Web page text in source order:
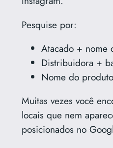
Pesquise por:
Atacado + nome
Distribuidora +
Nome do
Muitas vezes você
locais que nem
posicionados no